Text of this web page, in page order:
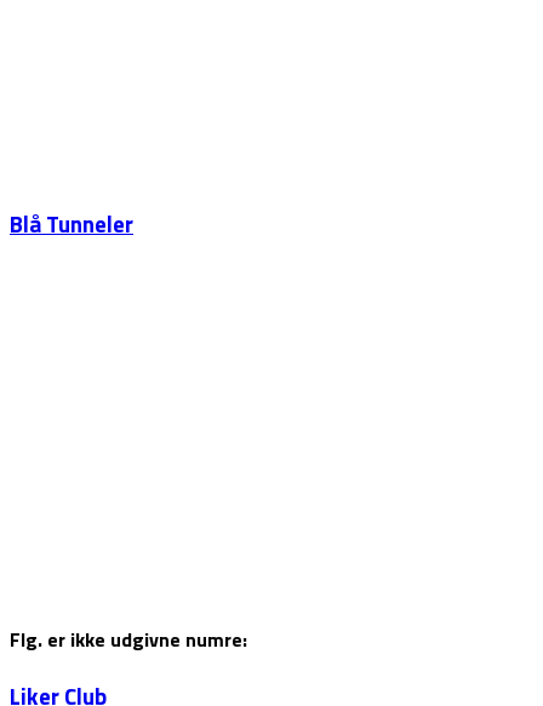
Blå Tunneler
Flg. er ikke udgivne numre:
Liker Club